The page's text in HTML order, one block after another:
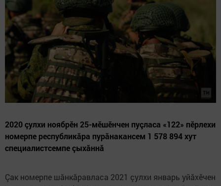
2020 çулхи ноябрӗн 25-мӗшӗнчен пуçласа «122» пӗрлехи
номерпе республикăра пурăнакансем 1 578 894 хут
специалистсемпе çыхăннă
Çак номерпе шăнкăравласа 2021 çулхи январь уйăхӗчен